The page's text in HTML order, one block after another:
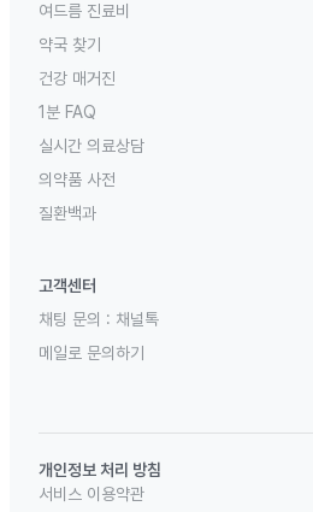
여드름 진료비
약국 찾기
건강 매거진
1분 FAQ
실시간 의료상담
의약품 사전
질환백과
고객센터
채팅 문의 : 채널톡
메일로 문의하기
개인정보 처리 방침
서비스 이용약관